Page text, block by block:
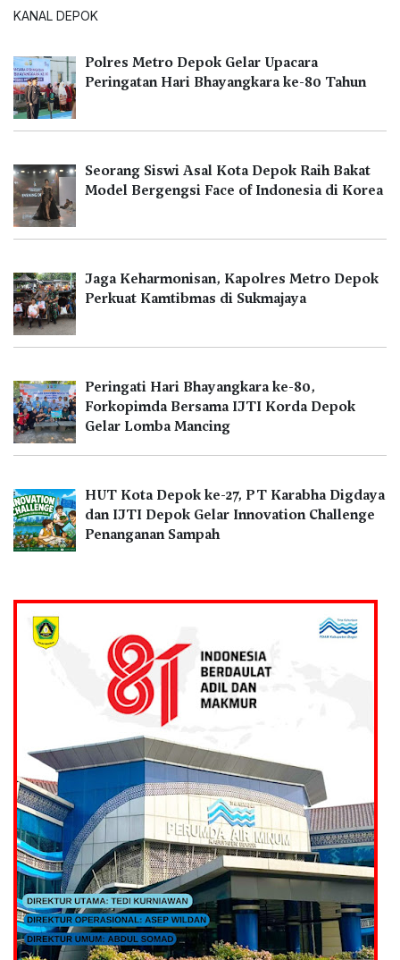
KANAL DEPOK
Polres Metro Depok Gelar Upacara
Peringatan Hari Bhayangkara ke-80 Tahun
Seorang Siswi Asal Kota Depok Raih Bakat
Model Bergengsi Face of Indonesia di Korea
Jaga Keharmonisan, Kapolres Metro Depok
Perkuat Kamtibmas di Sukmajaya
Peringati Hari Bhayangkara ke-80,
Forkopimda Bersama IJTI Korda Depok
Gelar Lomba Mancing
HUT Kota Depok ke-27, PT Karabha Digdaya
dan IJTI Depok Gelar Innovation Challenge
Penanganan Sampah